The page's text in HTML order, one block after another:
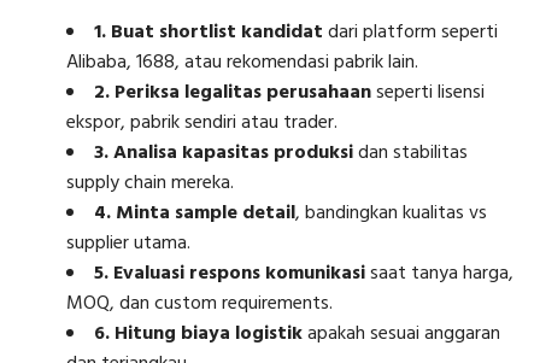
1. Buat shortlist kandidatdari platform seperti
Alibaba, 1688, atau rekomendasi pabrik lain.
2. Periksa legalitas perusahaanseperti lisensi
ekspor, pabrik sendiri atau trader.
3. Analisa kapasitas produksidan stabilitas
supply chain mereka.
4. Minta sample detail, bandingkan kualitas vs
supplier utama.
5. Evaluasi respons komunikasisaat tanya harga,
MOQ, dan custom requirements.
6. Hitung biaya logistikapakah sesuai anggaran